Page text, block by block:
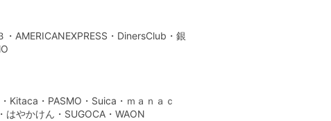
AMERICANEXPRESS・DinersClub・銀
Kitaca・PASMO・Suica・ｍａｎａｃ
はやかけん・SUGOCA・WAON